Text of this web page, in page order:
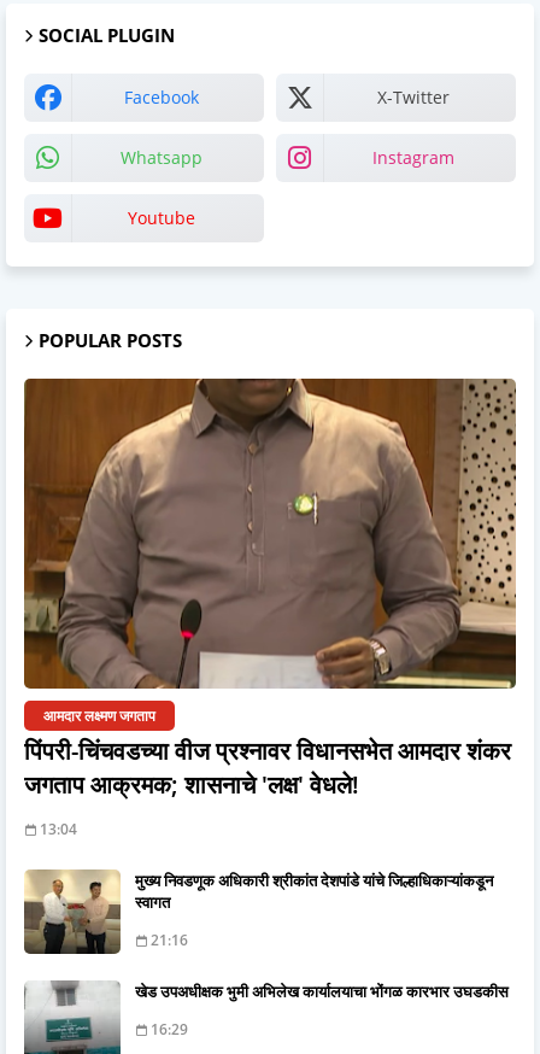
SOCIAL PLUGIN
Facebook X-Twitter
Whatsapp Instagram
Youtube
POPULAR POSTS
आमदार लक्ष्मण जगताप
पिंपरी-चिंचवडच्या वीज प्रश्नावर विधानसभेत आमदार शंकर
जगताप आक्रमक; शासनाचे 'लक्ष' वेधले!
13:04
मुख्य निवडणूक अधिकारी श्रीकांत देशपांडे यांचे जिल्हाधिकाऱ्यांकडून
स्वागत
21:16
खेड उपअधीक्षक भुमी अभिलेख कार्यालयाचा भोंगळ कारभार उघडकीस
16:29